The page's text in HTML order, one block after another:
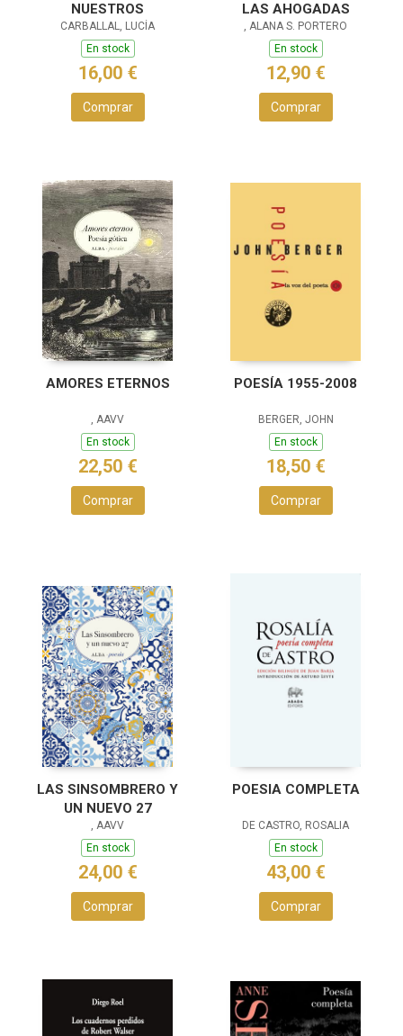
NUESTROS
CARBALLAL, LUCÍA
En stock
16,00 €
Comprar
LAS AHOGADAS
, ALANA S. PORTERO
En stock
12,90 €
Comprar
AMORES ETERNOS
, AAVV
En stock
22,50 €
Comprar
POESÍA 1955-2008
BERGER, JOHN
En stock
18,50 €
Comprar
LAS SINSOMBRERO Y
UN NUEVO 27
, AAVV
En stock
24,00 €
Comprar
POESIA COMPLETA
DE CASTRO, ROSALIA
En stock
43,00 €
Comprar